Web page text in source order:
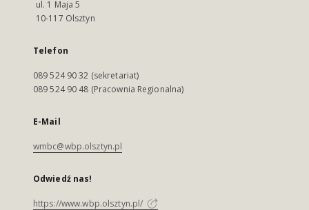
ul. 1 Maja 5
10-117 Olsztyn
Telefon
089 524 90 32 (sekretariat)
089 524 90 48 (Pracownia Regionalna)
E-Mail
wmbc@wbp.olsztyn.pl
Odwiedź nas!
https://www.wbp.olsztyn.pl/